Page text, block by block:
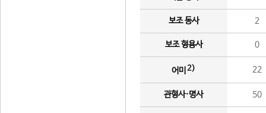
보조 동사 2
보조 형용사 0
어미 2) 22
관형사·명사 50